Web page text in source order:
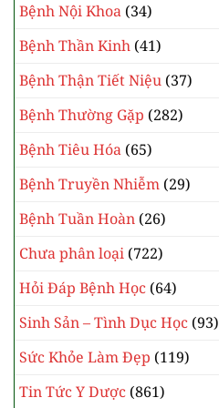
Bệnh Nội Khoa (34)
Bệnh Thần Kinh (41)
Bệnh Thận Tiết Niệu (37)
Bệnh Thường Gặp (282)
Bệnh Tiêu Hóa (65)
Bệnh Truyền Nhiễm (29)
Bệnh Tuần Hoàn (26)
Chưa phân loại (722)
Hỏi Đáp Bệnh Học (64)
Sinh Sản – Tình Dục Học (93)
Sức Khỏe Làm Đẹp (119)
Tin Tức Y Dược (861)